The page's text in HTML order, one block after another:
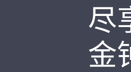
尽
金